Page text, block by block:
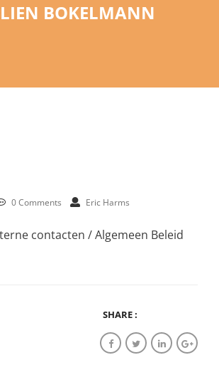
BOKELMANN
0 Comments Eric Harms
contacten / Algemeen Beleid
SHARE :